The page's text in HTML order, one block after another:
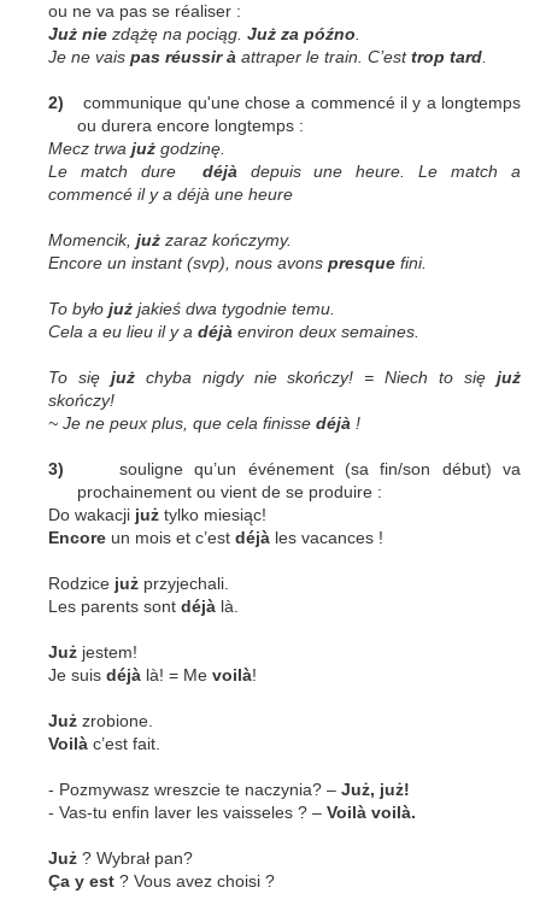
ou ne va pas se réaliser :
Już nie zdążę na pociąg. Już za późno
Je ne vais pas réussir à attraper le train. C’esttrop tard
2) communique qu'une chose a commencé il y a longtemps
ou durera encore longtemps :
Mecz trwa już godzinę.
Le match dure
déjà
depuis une heure. Le match a
commencé il y a déjà une heure
Momencik, już zaraz kończymy.
Encore un instant (svp), nous avons presque fini.
To było już jakieś dwa tygodnie temu.
Cela a eu lieu il y a déjà environ deux semaines.
To się jużchyba nigdy nie skończy! = Niech to sięjuż
skończy!
~ Je ne peux plus, que cela finisse déjà !
3) souligne qu’un événement (sa fin/son début) va
prochainement ou vient de se produire :
Do wakacji już tylko miesiąc!
Encore un mois et c’est déjà les vacances !
Rodzice już przyjechali.
Les parents sont déjà là.
Już jestem!
Je suis déjà là! = Me voilà!
Już zrobione.
Voilà c’est fait.
- Pozmywasz wreszcie te naczynia? – Już, już!
- Vas-tu enfin laver les vaisseles ? – Voilà voilà.
Już ? Wybrał pan?
Ça y est ? Vous avez choisi ?